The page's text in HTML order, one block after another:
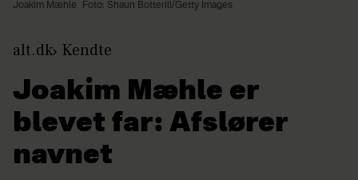
Joakim Mæhle Foto: Shaun Botterill/Getty Images
alt.dk Kendte
Joakim Mæhle er
blevet far: Afslører
navnet